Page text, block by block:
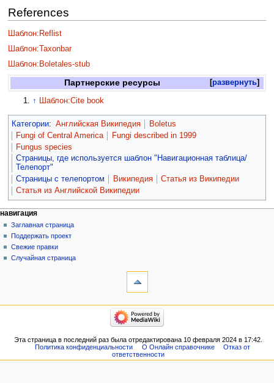
References
Шаблон:Reflist
Шаблон:Taxonbar
Шаблон:Boletales-stub
развернуть
Партнерские ресурсы
↑ Шаблон:Cite book
Категории: Английская Википедия
Boletus
Fungi of Central America
Fungi described in 1999
Fungus species
Страницы, где используется шаблон "Навигационная таблица/
Телепорт"
Страницы с телепортом
Википедия
Статья из Википедии
Статья из Английской Википедии
навигация
Заглавная страница
Поддержать проект
Свежие правки
Случайная страница
Эта страница в последний раз была отредактирована 10 февраля 2024 в 17:42.
Политика конфиденциальности
О Онлайн справочнике
Отказ от
ответственности